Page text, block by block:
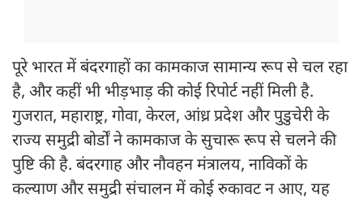
पूरे भारत में बंदरगाहों का कामकाज सामान्य रूप से चल रहा
है, और कहीं भी भीड़भाड़ की कोई रिपोर्ट नहीं मिली है.
गुजरात, महाराष्ट्र, गोवा, केरल, आंध्र प्रदेश और पुडुचेरी के
राज्य समुद्री बोर्डों ने कामकाज के सुचारू रूप से चलने की
पुष्टि की है. बंदरगाह और नौवहन मंत्रालय, नाविकों के
कल्याण और समुद्री संचालन में कोई रुकावट न आए, यह